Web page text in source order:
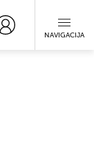
NAVIGACIJA